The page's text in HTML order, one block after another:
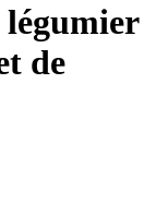
de